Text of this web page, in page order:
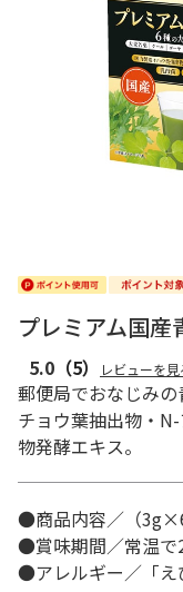
プレミアム国
5.0 （5） レビューを見
郵便局でおなじみ
チョウ葉抽出物・
物発酵エキス。
●商品内容／（
●賞味期間／常温で
●アレルギー／「